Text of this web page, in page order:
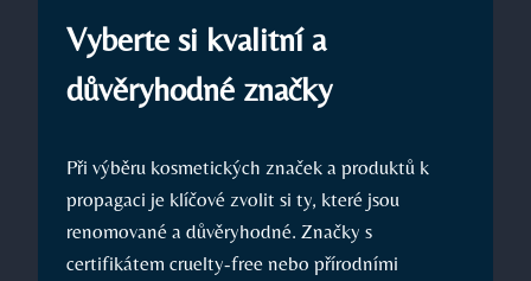
Vyberte si kvalitní a
důvěryhodné značky
Při výběru kosmetických značek a produktů k
propagaci je klíčové zvolit si ty, které jsou
renomované a důvěryhodné. Značky s
certifikátem cruelty-free nebo přírodními